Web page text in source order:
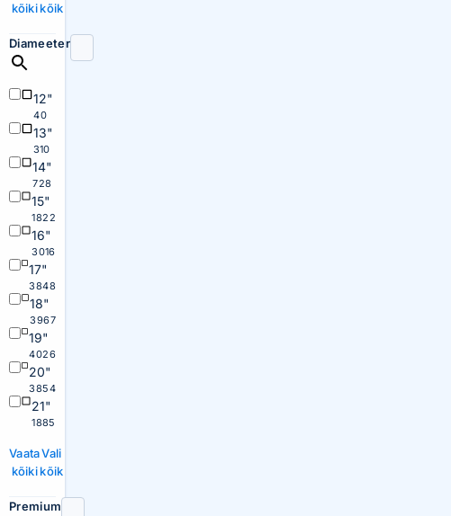
kõikikõik
Diameeter
12"
40
13"
310
14"
728
15"
1822
16"
3016
17"
3848
18"
3967
19"
4026
20"
3854
21"
1885
Vaata
kõiki
Vali
kõik
Premium